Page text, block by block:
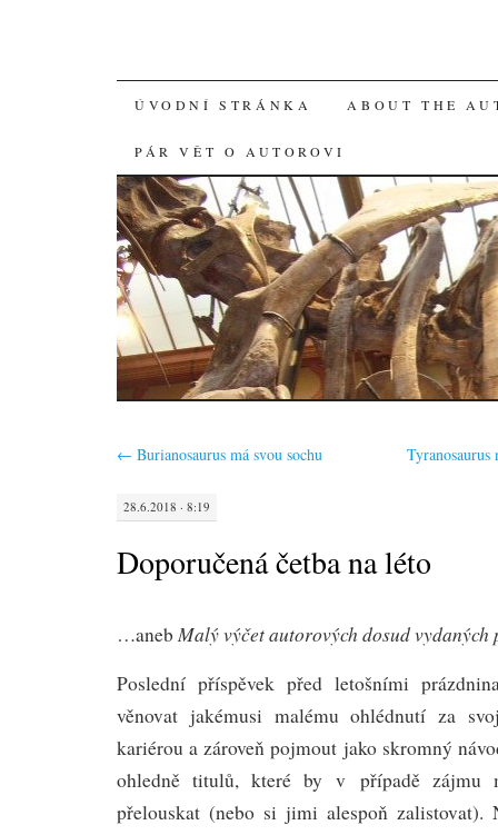
SKIP
TO
CONTENT
ÚVODNÍ STRÁNKA ABOUT THE
PÁR VĚT O AUTOROVI
← Burianosaurus má svou sochu
28.6.2018 · 8:19
Doporučená četba na léto
…aneb Malý výčet autorových dosud
Poslední příspěvek před letošními
věnovat jakémusi malému ohlédnutí za
kariérou a zároveň pojmout jako skromný
ohledně titulů, které by v případě zájmu
přelouskat (nebo si jimi alespoň zalistovat).